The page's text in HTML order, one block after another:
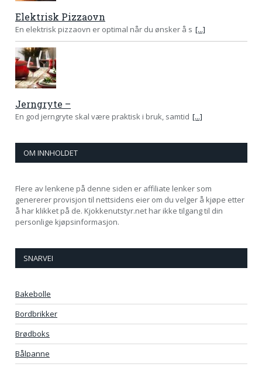
Elektrisk Pizzaovn
En elektrisk pizzaovn er optimal når du ønsker å s [...]
Jerngryte –
En god jerngryte skal være praktisk i bruk, samtid [...]
OM INNHOLDET
Flere av lenkene på denne siden er affiliate lenker som
genererer provisjon til nettsidens eier om du velger å kjøpe etter
å har klikket på de. Kjokkenutstyr.net har ikke tilgang til din
personlige kjøpsinformasjon.
SNARVEI
Bakebolle
Bordbrikker
Brødboks
Bålpanne